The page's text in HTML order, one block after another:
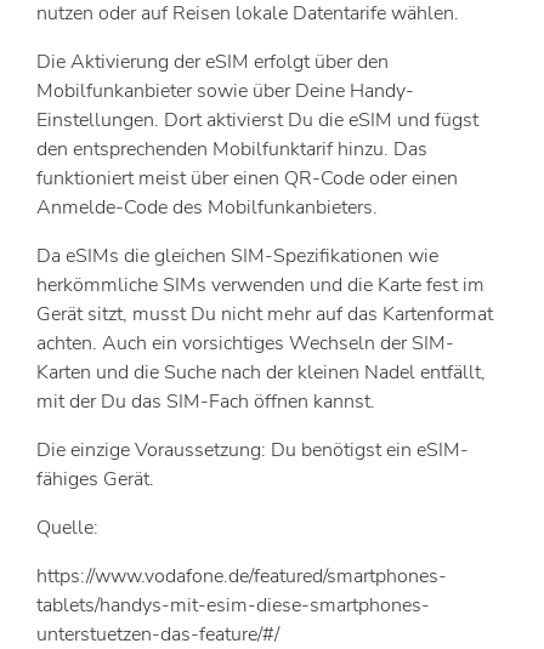
nutzen oder auf Reisen lokale Datentarife wählen.
Die Aktivierung der eSIM erfolgt über den
Mobilfunkanbieter sowie über Deine Handy-
Einstellungen. Dort aktivierst Du die eSIM und fügst
den entsprechenden Mobilfunktarif hinzu. Das
funktioniert meist über einen QR-Code oder einen
Anmelde-Code des Mobilfunkanbieters.
Da eSIMs die gleichen SIM-Spezifikationen wie
herkömmliche SIMs verwenden und die Karte fest im
Gerät sitzt, musst Du nicht mehr auf das Kartenformat
achten. Auch ein vorsichtiges Wechseln der SIM-
Karten und die Suche nach der kleinen Nadel entfällt,
mit der Du das SIM-Fach öffnen kannst.
Die einzige Voraussetzung: Du benötigst ein eSIM-
fähiges Gerät.
Quelle:
https://www.vodafone.de/featured/smartphones-
tablets/handys-mit-esim-diese-smartphones-
unterstuetzen-das-feature/#/